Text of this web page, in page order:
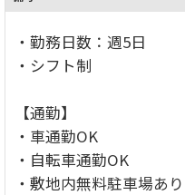
・勤務日数：週5日
・シフト制
【通勤】
・車通勤OK
・自転車通勤OK
・敷地内無料駐車場あり